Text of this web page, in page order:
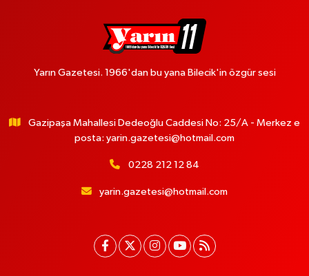
Yarın Gazetesi. 1966'dan bu yana Bilecik'in özgür sesi
Gazipaşa Mahallesi Dedeoğlu Caddesi No: 25/A - Merkez e
posta: yarin.gazetesi@hotmail.com
0228 212 12 84
yarin.gazetesi@hotmail.com